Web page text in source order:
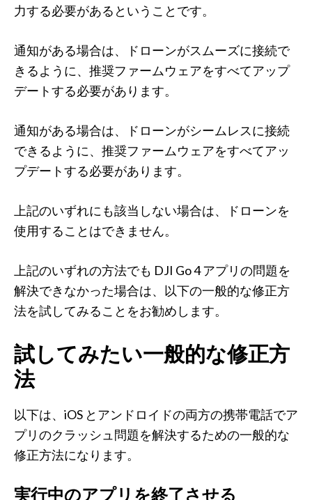
力する必要があるということです。
通知がある場合は、ドローンがスムーズに接続で
きるように、推奨ファームウェアをすべてアップ
デートする必要があります。
通知がある場合は、ドローンがシームレスに接続
できるように、推奨ファームウェアをすべてアッ
プデートする必要があります。
上記のいずれにも該当しない場合は、ドローンを
使用することはできません。
上記のいずれの方法でも DJI Go 4 アプリの問題を
解決できなかった場合は、以下の一般的な修正方
法を試してみることをお勧めします。
試してみたい一般的な修正方
法
以下は、iOS とアンドロイドの両方の携帯電話でア
プリのクラッシュ問題を解決するための一般的な
修正方法になります。
実行中のアプリを終了させる